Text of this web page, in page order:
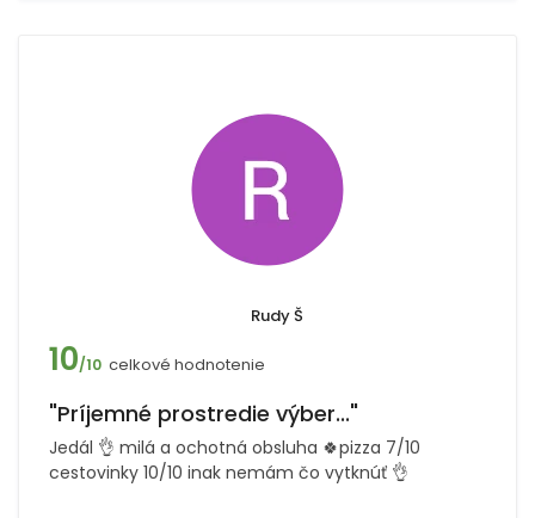
Rudy Š
10/10 celkové hodnotenie
"Príjemné prostredie výber..."
Jedál 👌 milá a ochotná obsluha 🍀pizza 7/10
cestovinky 10/10 inak nemám čo vytknúť 👌